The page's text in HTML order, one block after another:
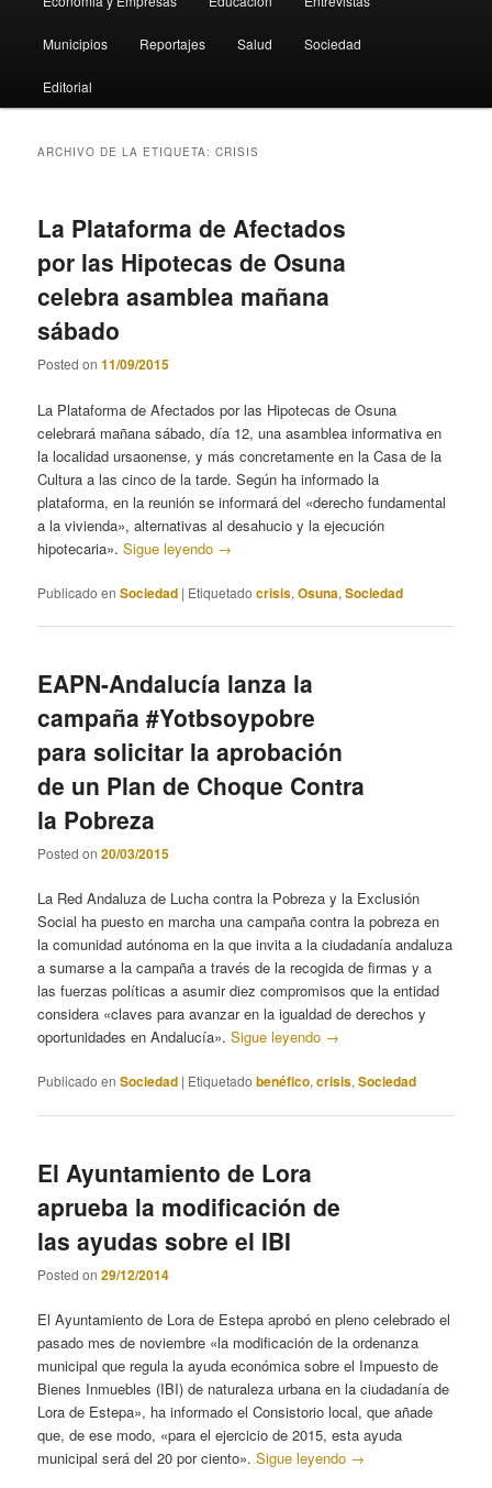
Municipios Reportajes Salud Sociedad
Editorial
ARCHIVO DE LA ETIQUETA:CRISIS
La Plataforma de Afectados
por las Hipotecas de Osuna
celebra asamblea mañana
sábado
Posted on11/09/2015
La Plataforma de Afectados por las Hipotecas de Osuna
celebrará mañana sábado, día 12, una asamblea informativa en
la localidad ursaonense, y más concretamente en la Casa de la
Cultura a las cinco de la tarde. Según ha informado la
plataforma, en la reunión se informará del «derecho fundamental
a la vivienda», alternativas al desahucio y la ejecución
hipotecaria».Sigue leyendo →
Publicado en Sociedad | Etiquetado crisis,Osuna,Sociedad
EAPN-Andalucía lanza la
campaña #Yotbsoypobre
para solicitar la aprobación
de un Plan de Choque Contra
la Pobreza
Posted on20/03/2015
La Red Andaluza de Lucha contra la Pobreza y la Exclusión
Social ha puesto en marcha una campaña contra la pobreza en
la comunidad autónoma en la que invita a la ciudadanía andaluza
a sumarse a la campaña a través de la recogida de firmas y a
las fuerzas políticas a asumir diez compromisos que la entidad
considera «claves para avanzar en la igualdad de derechos y
oportunidades en Andalucía».Sigue leyendo →
Publicado en Sociedad | Etiquetado benéfico,crisis,Sociedad
El Ayuntamiento de Lora
aprueba la modificación de
las ayudas sobre el IBI
Posted on29/12/2014
El Ayuntamiento de Lora de Estepa aprobó en pleno celebrado el
pasado mes de noviembre «la modificación de la ordenanza
municipal que regula la ayuda económica sobre el Impuesto de
Bienes Inmuebles (IBI) de naturaleza urbana en la ciudadanía de
Lora de Estepa», ha informado el Consistorio local, que añade
que, de ese modo, «para el ejercicio de 2015, esta ayuda
municipal será del 20 por ciento».Sigue leyendo →